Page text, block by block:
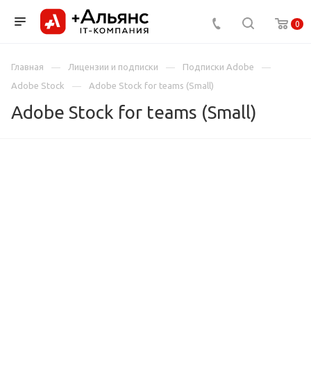
0
Главная Лицензии и подписки
Подписки Adobe
Adobe Stock
Adobe Stock for teams (Small)
Adobe Stock for teams (Small)